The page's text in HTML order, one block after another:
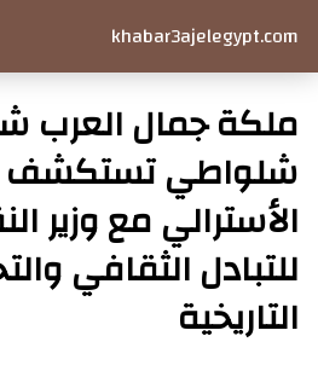
khabar3ajelegypt.com
ملكة جمال العرب
شلواطي تستكشف
الأسترالي مع وزير
للتبادل الثقافي
التاريخية